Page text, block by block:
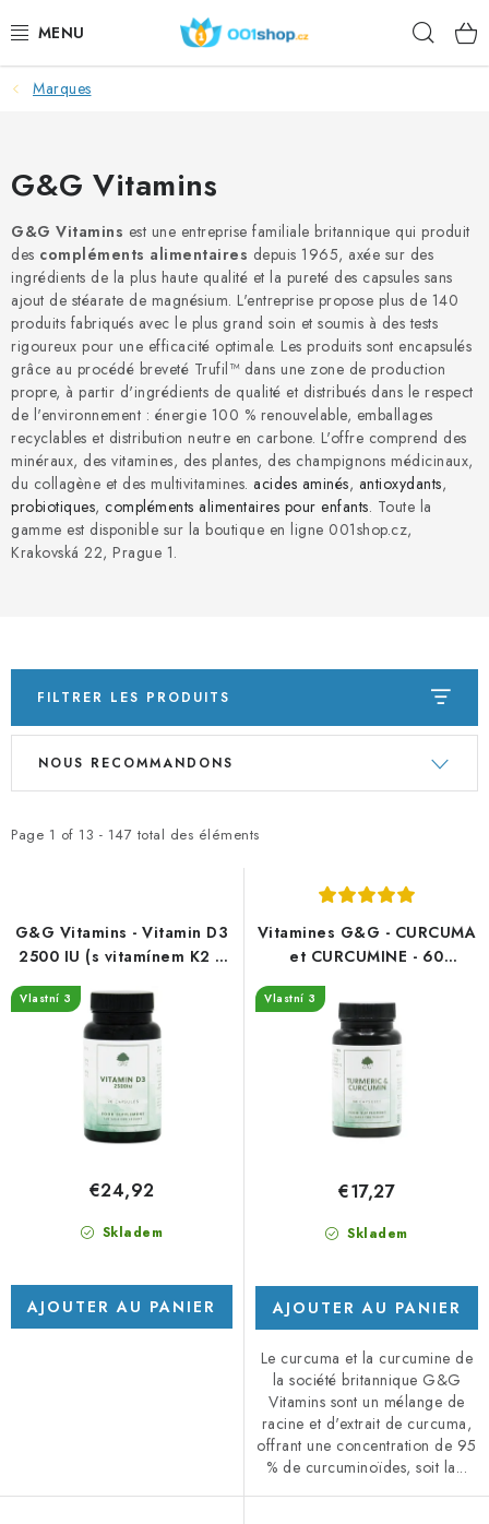
au
DOPLŇKY STRAVY
DENRÉES ALIMENTAIRES
SUJETS
ACTION
DÁRKY PRO ZDRAVÍ
PORADNA
MARQUES
Marques
G&G Vitamins
G&G Vitamins est une entreprise familiale britannique qui produit
des compléments alimentaires depuis 1965, axée sur des
ingrédients de la plus haute qualité et la pureté des capsules sans
ajout de stéarate de magnésium. L'entreprise propose plus de 140
produits fabriqués avec le plus grand soin et soumis à des tests
rigoureux pour une efficacité optimale. Les produits sont encapsulés
grâce au procédé breveté Trufil™ dans une zone de production
propre, à partir d'ingrédients de qualité et distribués dans le respect
de l'environnement : énergie 100 % renouvelable, emballages
recyclables et distribution neutre en carbone. L'offre comprend des
minéraux, des vitamines, des plantes, des champignons médicinaux,
du collagène et des multivitamines. acides aminés, antioxydants,
probiotiques, compléments alimentaires pour enfants. Toute la
gamme est disponible sur la boutique en ligne 001shop.cz,
Krakovská 22, Prague 1.
FILTRER LES PRODUITS
L
t
e
s
p
r
Page 1 of 13 - 147 total des éléments
T
d
p
r
o
d
NOUS RECOMMANDONS
G&G Vitamins - Vitamin D3
2500 IU (s vitamínem K2 a
Vlastní 3
Skladem
€24,92
AJOUTER AU PANIER
Vitamines G&G - CURCUMA
et CURCUMINE - 60
Vlastní 3
Skladem
€17,27
AJOUTER AU PANIER
Le curcuma et la curcumine de
la société britannique G&G
Vitamins sont un mélange de
racine et d'extrait de curcuma,
offrant une concentration de 95
% de curcuminoïdes, soit la...